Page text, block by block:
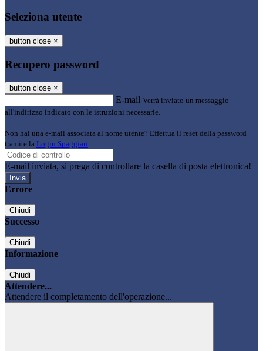
Seleziona utente
button close ×
Recupero password
button close ×
E-mail Verrà inviato un messaggio
all'indirizzo indicato con le istruzioni necessarie.
Non hai una e-mail associata al nome utente? Effettua il reset della password
tramite la Login Spaggiari
E-mail inviata, si prega di controllare la casella di posta elettronica!
Errore
Chiudi
Successo
Chiudi
Informazione
Chiudi
Attendere...
Attendere il completamento dell'operazione...